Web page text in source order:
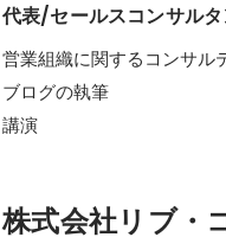
代表/セールスコンサルタ
営業組織に関するコンサル
ブログの執筆
講演
株式会社リブ・